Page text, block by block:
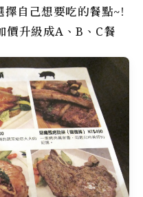
自己想要吃的餐點~!
升級成A、B、C餐